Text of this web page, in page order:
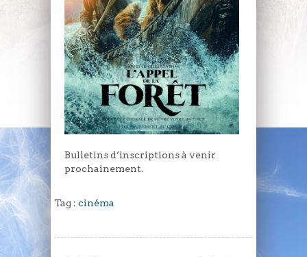
Bulletins d’inscriptions à venir
prochainement.
Tag : cinéma